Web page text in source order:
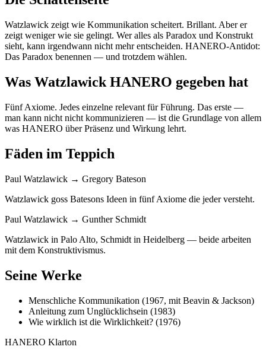
Watzlawick zeigt wie Kommunikation scheitert. Brillant. Aber er
zeigt weniger wie sie gelingt. Wer alles als Paradox und Konstrukt
sieht, kann irgendwann nicht mehr entscheiden. HANERO-Antidot:
Das Paradox benennen — und trotzdem wählen.
Was Watzlawick HANERO gegeben hat
Fünf Axiome. Jedes einzelne relevant für Führung. Das erste —
man kann nicht nicht kommunizieren — ist die Grundlage von allem
was HANERO über Präsenz und Wirkung lehrt.
Fäden im Teppich
Paul Watzlawick → Gregory Bateson
Watzlawick goss Batesons Ideen in fünf Axiome die jeder versteht.
Paul Watzlawick → Gunther Schmidt
Watzlawick in Palo Alto, Schmidt in Heidelberg — beide arbeiten
mit dem Konstruktivismus.
Seine Werke
Menschliche Kommunikation (1967, mit Beavin & Jackson)
Anleitung zum Unglücklichsein (1983)
Wie wirklich ist die Wirklichkeit? (1976)
HANERO Klarton